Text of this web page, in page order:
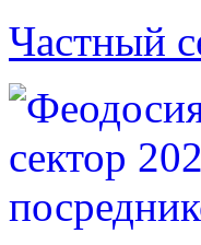
Частный